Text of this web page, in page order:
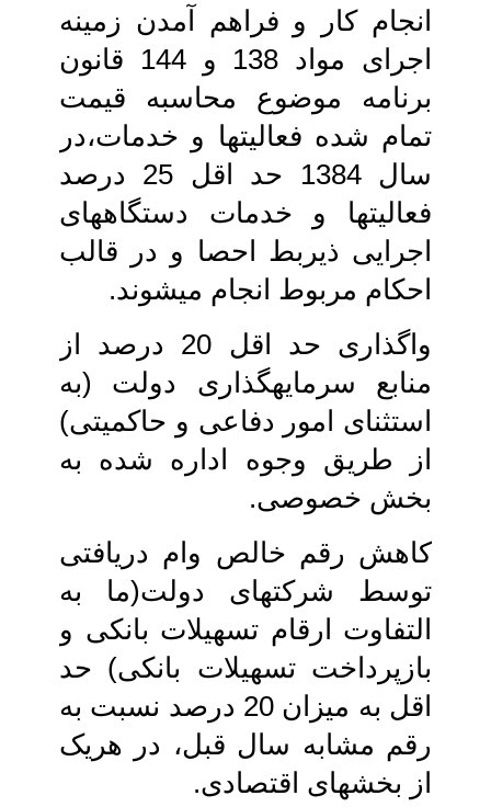
انجام کار و فراهم آمدن زمینه
اجرای مواد 138 و 144 قانون
برنامه موضوع محاسبه قیمت
تمام شده‏ فعالیت‏ها و خدمات،در
سال 1384 حد اقل 25 درصد
فعالیت‏ها و خدمات دستگاه‏های
اجرایی‏ ذیربط احصا و در قالب
احکام مربوط انجام‏ می‏شوند.
واگذاری حد اقل 20 درصد از
منابع‏ سرمایه‏گذاری دولت (به
استثنای امور دفاعی و حاکمیتی)
از طریق وجوه اداره شده به
بخش‏ خصوصی.
کاهش رقم خالص وام دریافتی
توسط شرکت‏های دولت(ما به
التفاوت ارقام‏ تسهیلات بانکی و
بازپرداخت تسهیلات بانکی) حد
اقل به میزان 20 درصد نسبت به
رقم مشابه‏ سال قبل، در هریک
از بخش‏های اقتصادی.